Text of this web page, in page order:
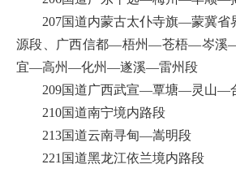
207国道内蒙古太仆寺旗—蒙冀省
源段、广西信都—梧州—苍梧—岑溪
宜—高州—化州—遂溪—雷州段
209国道广西武宣—覃塘—灵山—
210国道南宁境内路段
213国道云南寻甸—嵩明段
221国道黑龙江依兰境内路段